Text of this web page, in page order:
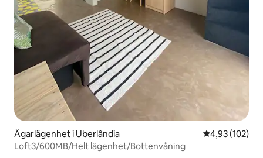
Ägarlägenhet i Uberlândia 4,93 av 5 i
4,93 (102)
Loft3/600MB/Helt lägenhet/Bottenvåning